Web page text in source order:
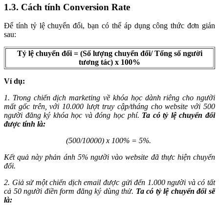
1.3. Cách tính Conversion Rate
Để tính tỷ lệ chuyển đổi, bạn có thể áp dụng công thức đơn giản
sau:
Tỷ lệ chuyển đổi = (Số lượng chuyển đổi/ Tổng số người
tương tác) x 100%
Ví dụ:
1. Trong chiến dịch marketing về khóa học dành riêng cho người
mất gốc trên, với 10.000 lượt truy cập/tháng cho website với 500
người đăng ký khóa học và đóng học phí. Ta có tỷ lệ chuyển đổi
được tính là:
(500/10000) x 100% = 5%.
Kết quả này phản ánh 5% người vào website đã thực hiện chuyển
đổi.
2. Giả sử một chiến dịch email được gửi đến 1.000 người và có tất
cả 50 người điền form đăng ký dùng thử. Ta có tỷ lệ chuyển đổi sẽ
là: